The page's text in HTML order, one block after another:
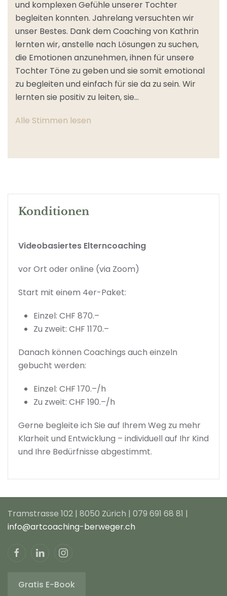
und komplexen Gefühle unserer Tochter
begleiten konnten. Jahrelang versuchten wir
unser Bestes. Dank dem Coaching von Kathrin
lernten wir, anstelle nach Lösungen zu suchen,
die Emotionen anzunehmen, ihnen für unsere
Tochter Töne zu geben und sie somit emotional
zu begleiten und einfach für sie da zu sein. Wir
lernten sie positiv zu leiten, sie…
Alle Stimmen lesen
Konditionen
Videobasiertes Elterncoaching
vor Ort oder online (via Zoom)
Start mit einem 4er-Paket:
Einzel: CHF 870.–
Zu zweit: CHF 1170.–
Danach können Coachings auch einzeln
gebucht werden:
Einzel: CHF 170.–/h
Zu zweit: CHF 190.–/h
Gerne begleite ich Sie auf Ihrem Weg zu mehr
Klarheit und Entwicklung – individuell auf Ihr Kind
und Ihre Bedürfnisse abgestimmt.
Tramstrasse 102 | 8050 Zürich | 079 691 68 81 |
info@artcoaching-berweger.ch
Gratis E-Book